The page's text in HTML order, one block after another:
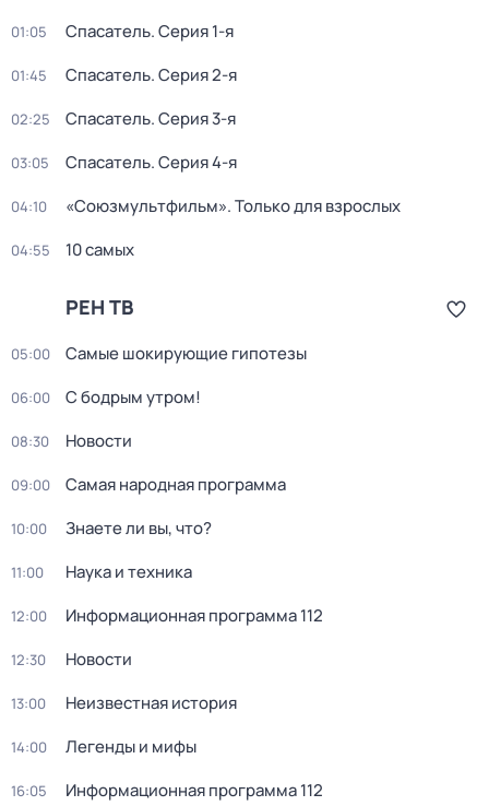
01:05 Спасатель. Серия 1-я
01:45 Спасатель. Серия 2-я
02:25 Спасатель. Серия 3-я
03:05 Спасатель. Серия 4-я
04:10 «Союзмультфильм». Только для взрослых
04:55 10 самых
РЕН ТВ
05:00 Самые шoкиpующие гипотезы
06:00 С бодрым утром!
08:30 Новости
09:00 Самая народная программа
10:00 Знаете ли вы, что?
11:00 Наука и техника
12:00 Информационная программа 112
12:30 Новости
13:00 Неизвестная история
14:00 Легенды и мифы
16:05 Информационная программа 112